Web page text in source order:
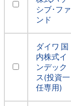
シブ･ファ
ンド
ダイワ 国
内株式イ
ンデック
ス(投資一
任専用)